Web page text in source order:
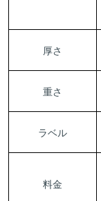
厚さ
重さ
ラベル
料金